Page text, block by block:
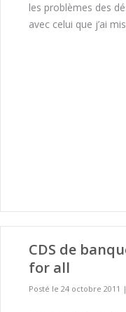
les problèmes des
avec celui que j’ai
CDS de
for all
Posté le 24 octobre 2011 |